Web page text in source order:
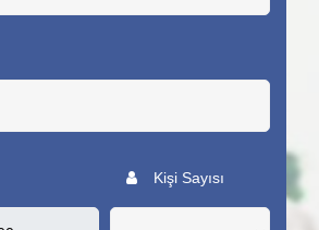
Kişi Sayısı